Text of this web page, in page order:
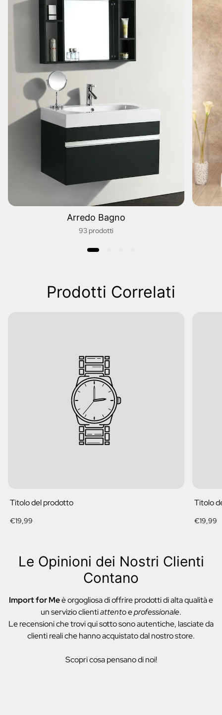
Arredo Bagno
93 prodotti
Prodotti Correlati
Titolo del prodotto
Prezzo
€19,99
Titolo
Prezzo
€19,99
Le Opinioni dei Nostri Clienti
Contano
Import for Meè orgogliosa di offrire prodotti di alta qualità e
un servizio clientiattentoeprofessionale.
Le recensioni che trovi qui sotto sono autentiche, lasciate da
clienti reali che hanno acquistato dal nostro store.
Scopri cosa pensano di noi!